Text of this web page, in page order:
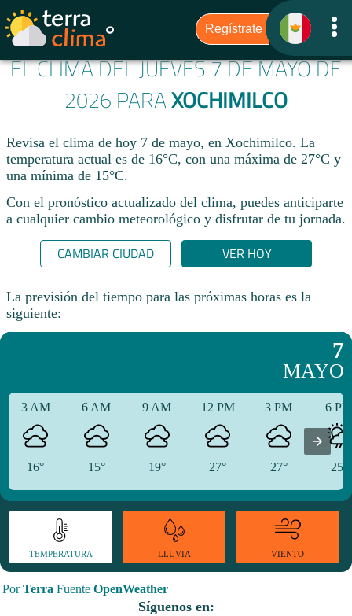
EL CLIMA DEL JUEVES 7 DE MAYO DE
2026 PARAXOCHIMILCO
Revisa el clima de hoy 7 de mayo, en Xochimilco. La
temperatura actual es de 16°C, con una máxima de 27°C y
una mínima de 15°C.​
Con el pronóstico actualizado del clima, puedes anticiparte
a cualquier cambio meteorológico y disfrutar de tu jornada.​
CAMBIAR CIUDAD VER HOY
La previsión del tiempo para las próximas horas es la
siguiente:
7
MAYO
3 AM
16°
6 AM
15°
9 AM
19°
12 PM
27°
3 PM
27°
6
25°
TEMPERATURA LLUVIA VIENTO
PorTerra Fuente OpenWeather
Síguenos en: